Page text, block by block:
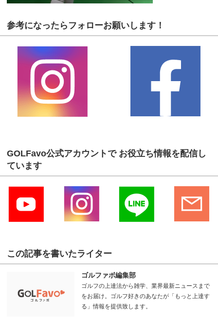
参考になったらフォローお願いします！
GOLFavo公式アカウントで お役立ち情報を配信し
ています
この記事を書いたライター
ゴルファボ編集部
ゴルフの上達法から雑学、業界最新ニュースまで
をお届け。ゴルフ好きのあなたが「もっと上達す
る」情報を提供致します。